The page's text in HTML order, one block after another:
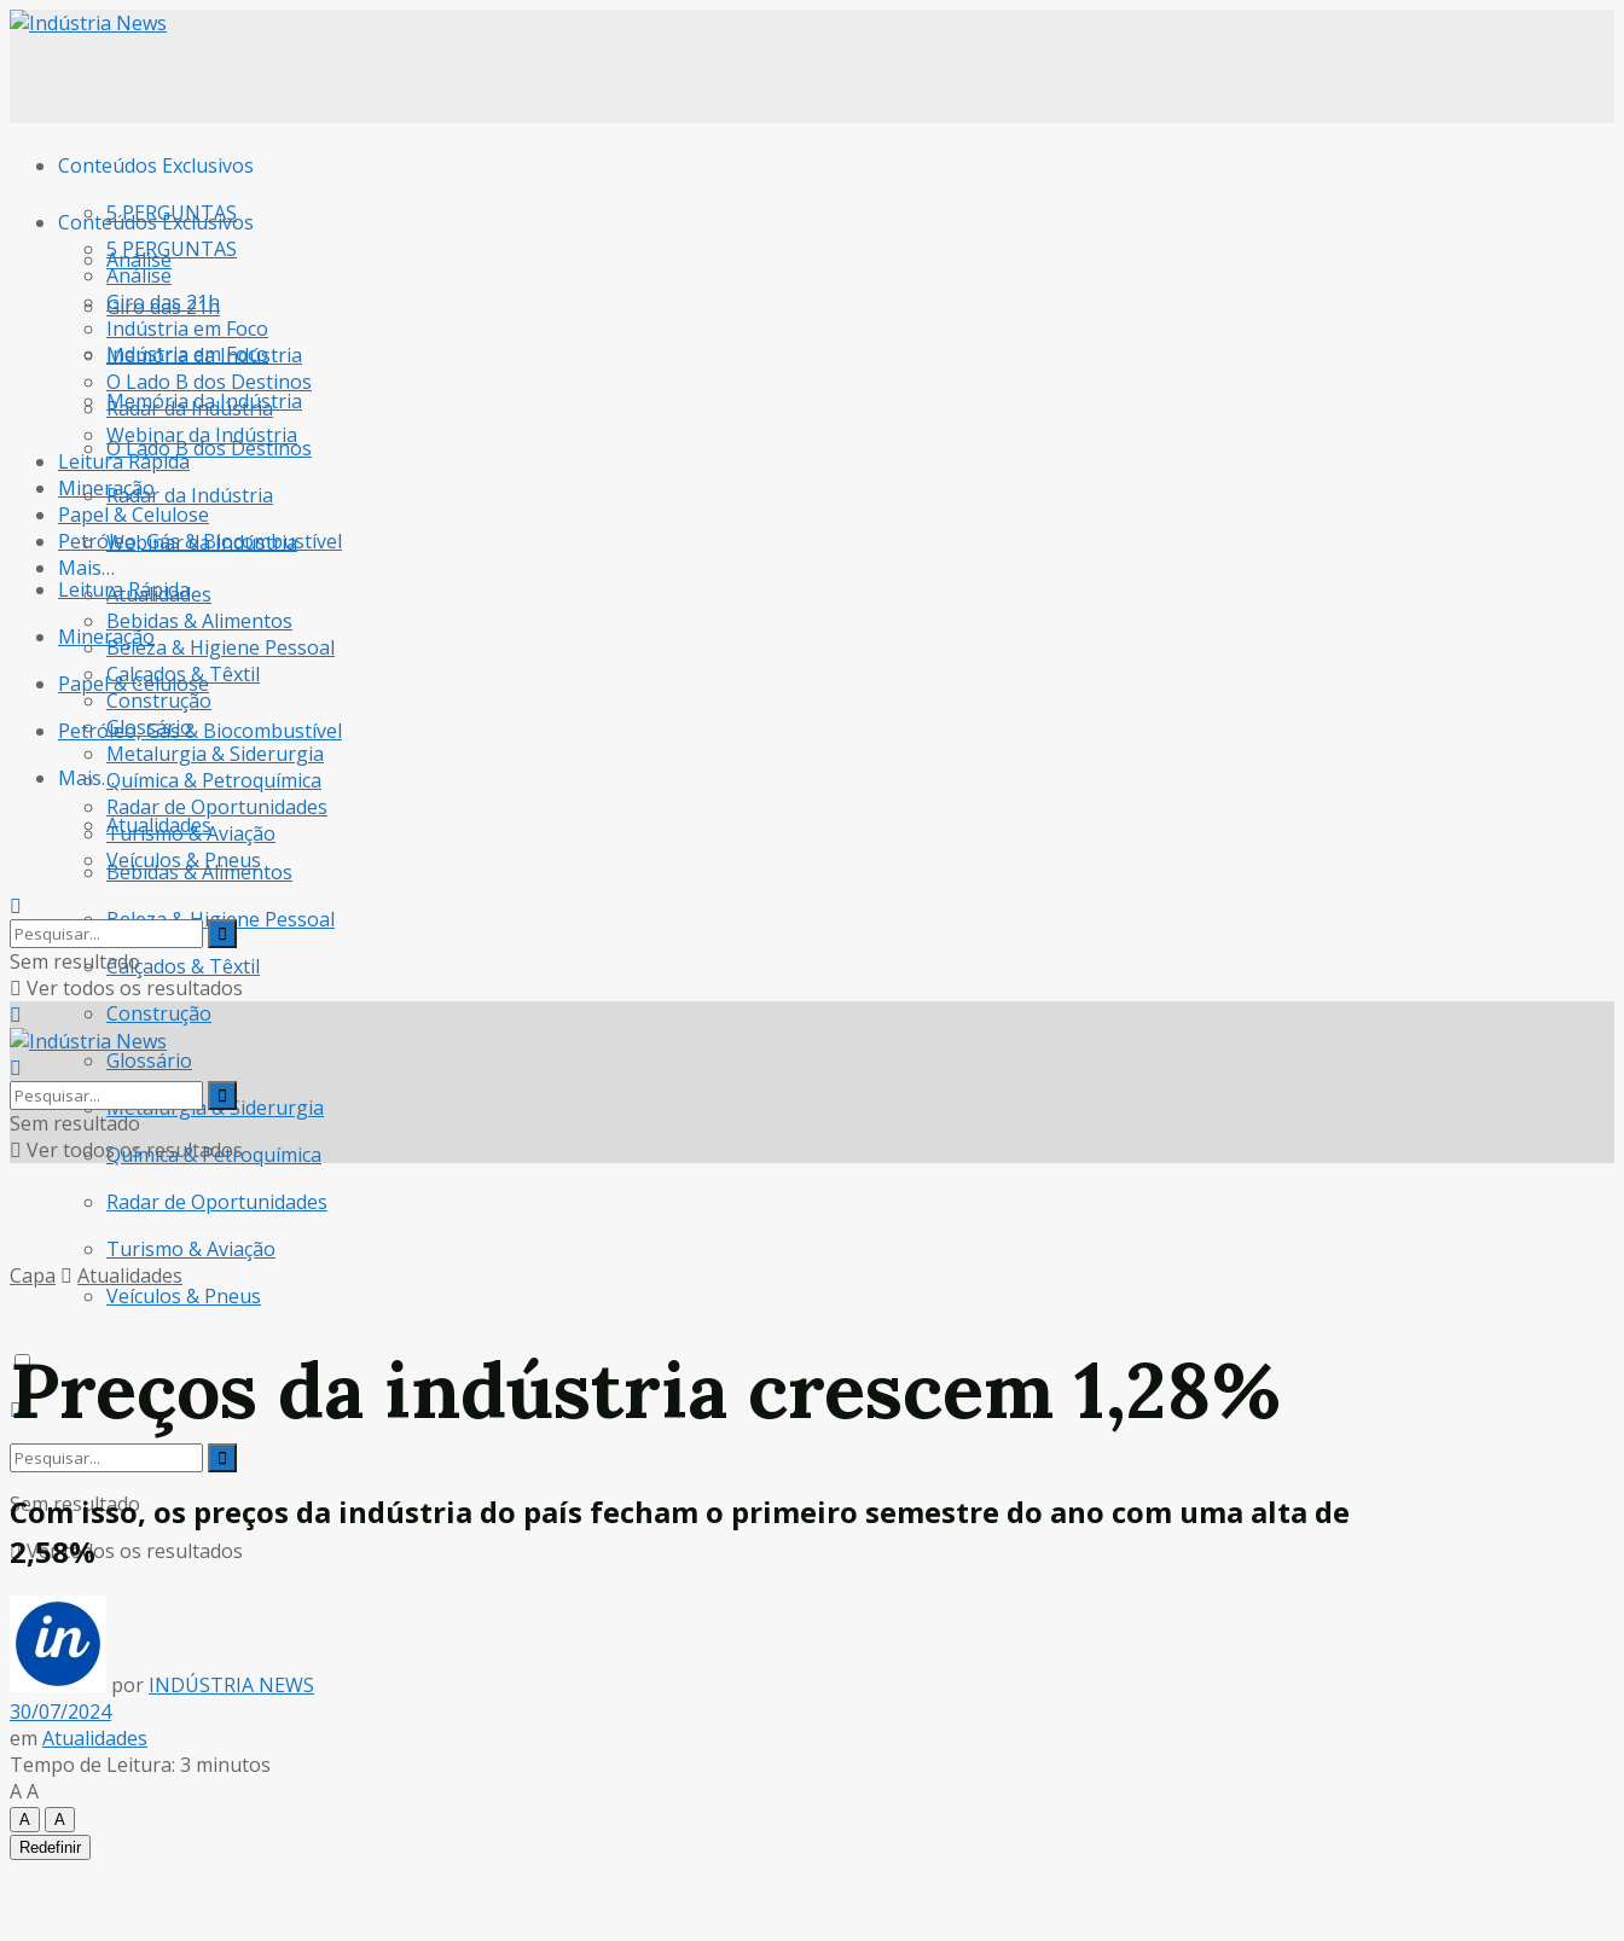
Conteúdos Exclusivos
5 PERGUNTAS
Análise
Giro das 21h
Indústria em Foco
Memória da Indústria
O Lado B dos Destinos
Radar da Indústria
Webinar da Indústria
Leitura Rápida
Mineração
Papel & Celulose
Petróleo, Gás & Biocombustível
Mais…
Atualidades
Bebidas & Alimentos
Beleza & Higiene Pessoal
Calçados & Têxtil
Construção
Glossário
Metalurgia & Siderurgia
Química & Petroquímica
Radar de Oportunidades
Turismo & Aviação
Veículos & Pneus
Sem resultado
Ver todos os resultados
Conteúdos Exclusivos
5 PERGUNTAS
Análise
Giro das 21h
Indústria em Foco
Memória da Indústria
O Lado B dos Destinos
Radar da Indústria
Webinar da Indústria
Leitura Rápida
Mineração
Papel & Celulose
Petróleo, Gás & Biocombustível
Mais…
Atualidades
Bebidas & Alimentos
Beleza & Higiene Pessoal
Calçados & Têxtil
Construção
Glossário
Metalurgia & Siderurgia
Química & Petroquímica
Radar de Oportunidades
Turismo & Aviação
Veículos & Pneus
Sem resultado
Ver todos os resultados
Sem resultado
Ver todos os resultados
Capa Atualidades
Preços da indústria crescem 1,28%
Com isso, os preços da indústria do país fecham o primeiro semestre do ano com uma alta de
2,58%
por INDÚSTRIA NEWS
30/07/2024
em Atualidades
Tempo de Leitura: 3 minutos
AA
A
A
Redefinir